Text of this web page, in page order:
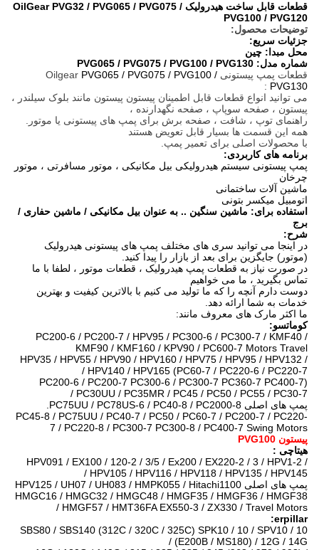
قطعات قابل ساخت هیدرولیک OilGear PVG32 / PVG065 / PVG075 /
PVG100 / PVG120
توضیحات محصول:
جزئیات سریع:
محل مبدا: چین
شماره مدل: PVG065 / PVG075 / PVG100 / PVG130
قطعات پمپ پیستونی
OilgearPVG065 / PVG075 / PVG100 /
PVG130
:
می توانید انواع قطعات قابل اطمینان پیستون پیستون مانند بلوک سیلندر ،
پیستون ، صفحه سوپاپ ، صفحهنگهدارنده،
راهنمای توپ، شافت ، صفحه برش برایپمپ های پیستونییا موتور.
همه این قسمت ها بسیار قابل تعویض هستند
محصولات اصلیبرای تعمیر پمپ.
برنامه های کاربردی:
پمپ پیستونی سیستم هیدرولیکی بیل مکانیکی ، موتور مسافرتی ، موتور
چرخان
ماشین آلات ساختمانی
اتومبیل میکسر بتونی
استفاده برای: ماشین سنگین .. به عنوان بیل مکانیکی / ماشین حفاری /
برج
شرح:
در اینجا می توانید سری های مختلف پمپ های پیستونی هیدرولیک
(موتور) جایگزین برای بعد از بازار را پیدا کنید.
در صورت نیاز به قطعات پمپ هیدرولیک ، قطعات موتور ، لطفا با ما
تماس بگیرید ، ما می خواهیم
دوست دارم آنچه را که ما تولید می کنیم با بالاترین کیفیت و بهترین
خدمات به شما ارائه دهد.
ما اکثر مارک های معروف مانند:
کوماتسو:
PC200-6 / PC200-7 / HPV95 / PC300-6 / PC300-7 / KMF40 /
KMF90 / KMF160 / KPV90 / PC600-7 Motors Travel
HPV35 / HPV55 / HPV90 / HPV160 / HPV75 / HPV95 / HPV132 /
HPV140 / HPV165 (PC60-7 / PC220-6 / PC220-7 /
PC200-6 / PC200-7 PC300-6 / PC300-7 PC360-7 PC400-7)
PC30UU / PC35MR / PC45 / PC50 / PC55 / PC30-7 /
پمپ های اصلی PC75UU / PC78US-6 / PC40-8 / PC2000-8.
PC45-8 / PC75UU / PC40-7 / PC50 / PC60-7 / PC200-7 / PC220-
7 / PC220-8 / PC300-7 PC300-8 / PC400-7 Swing Motors
پیستون PVG100
هیتاچی :
HPV091 / EX100 / 120-2 / 3/5 / Ex200 / EX220-2 / 3 / HPV1-2 /
HPV105 / HPV116 / HPV118 / HPV135 / HPV145 /
پمپ های اصلی HPV125 / UH07 / UH083 / HMPK055 / Hitachi1100
HMGC16 / HMGC32 / HMGC48 / HMGF35 / HMGF36 / HMGF38
/ HMGF57 / HMT36FA EX550-3 / ZX330 / Travel Motors
erpillar:
SBS80 / SBS140 (312C / 320C / 325C) SPK10 / 10 / SPV10 / 10
(E200B / MS180) / 12G / 14G /